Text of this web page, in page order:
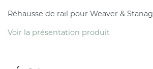
Réhausse de rail pour Weaver &
Voir la présentation produit